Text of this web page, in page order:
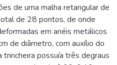
de uma malha retangular de
de 28 pontos, de onde
em anéis metálicos
de diâmetro, com auxílio do
possuía três degraus